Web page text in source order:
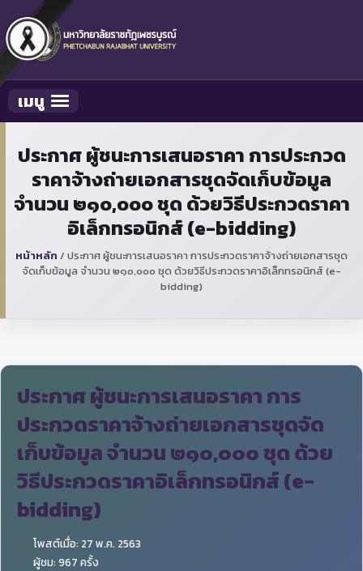
Toggle navigation
เมนู
ประกาศ ผู้ชนะการเสนอราคา การประกวด
ราคาจ้างถ่ายเอกสารชุดจัดเก็บข้อมูล
จำนวน ๒๑๐,๐๐๐ ชุด ด้วยวิธีประกวดราคา
อิเล็กทรอนิกส์ (e-bidding)
หน้าหลัก / ประกาศ ผู้ชนะการเสนอราคา การประกวดราคาจ้างถ่ายเอกสารชุด
จัดเก็บข้อมูล จำนวน ๒๑๐,๐๐๐ ชุด ด้วยวิธีประกวดราคาอิเล็กทรอนิกส์ (e-
bidding)
ประกาศ ผู้ชนะการเสนอราคา การ
ประกวดราคาจ้างถ่ายเอกสารชุดจัด
เก็บข้อมูล จำนวน ๒๑๐,๐๐๐ ชุด ด้วย
วิธีประกวดราคาอิเล็กทรอนิกส์ (e-
bidding)
โพสต์เมื่อ: 27 พ.ค. 2563
ผู้ชม: 967 ครั้ง